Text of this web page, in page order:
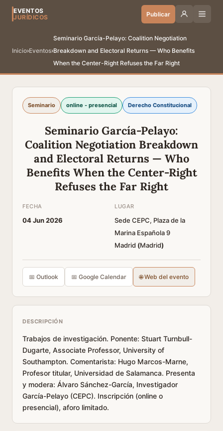
EVENTOS
JURÍDICOS
Publicar
Inicio›Eventos›
Seminario García-Pelayo: Coalition Negotiation
Breakdown and Electoral Returns — Who Benefits
When the Center-Right Refuses the Far Right
Seminario online - presencial Derecho Constitucional
Seminario García-Pelayo:
Coalition Negotiation Breakdown
and Electoral Returns — Who
Benefits When the Center-Right
Refuses the Far Right
FECHA
04 Jun 2026
LUGAR
Sede CEPC, Plaza de la
Marina Española 9
Madrid (Madrid)
📅 Outlook 📅 Google Calendar 🌐 Web del evento
DESCRIPCIÓN
Trabajos de investigación. Ponente: Stuart Turnbull-
Dugarte, Associate Professor, University of
Southampton. Comentarista: Hugo Marcos-Marne,
Profesor titular, Universidad de Salamanca. Presenta
y modera: Álvaro Sánchez-García, Investigador
García-Pelayo (CEPC). Inscripción (online o
presencial), aforo limitado.